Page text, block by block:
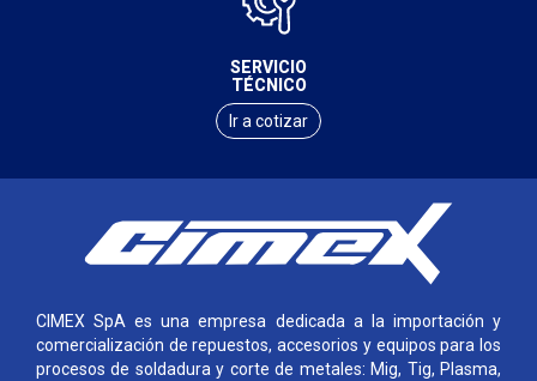
SERVICIO
TÉCNICO
Ir a cotizar
CIMEX SpA es una empresa dedicada a la importación y
comercialización de repuestos, accesorios y equipos para los
procesos de soldadura y corte de metales: Mig, Tig, Plasma,